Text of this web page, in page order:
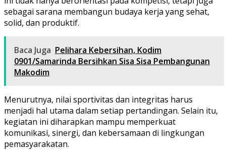
sebagai sarana membangun budaya kerja yang sehat,
solid, dan produktif.
Baca Juga Pelihara Kebersihan, Kodim
0901/Samarinda Bersihkan Sisa Sisa Pembangunan
Makodim
Menurutnya, nilai sportivitas dan integritas harus
menjadi hal utama dalam setiap pertandingan. Selain itu,
kegiatan ini diharapkan mampu memperkuat
komunikasi, sinergi, dan kebersamaan di lingkungan
pemasyarakatan.